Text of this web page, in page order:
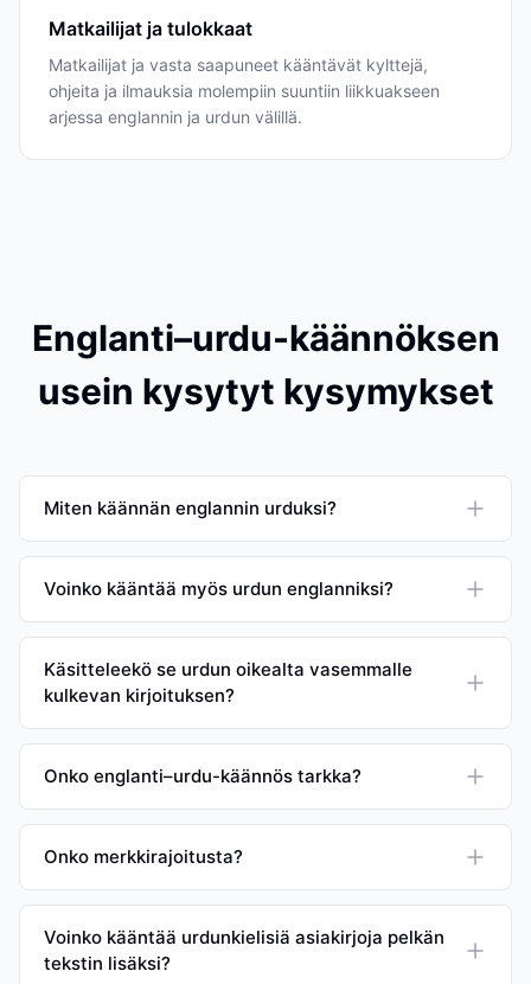
Matkailijat ja tulokkaat
Matkailijat ja vasta saapuneet kääntävät kylttejä,
ohjeita ja ilmauksia molempiin suuntiin liikkuakseen
arjessa englannin ja urdun välillä.
Englanti–urdu-käännöksen
usein kysytyt kysymykset
Miten käännän englannin urduksi?
Voinko kääntää myös urdun englanniksi?
Käsitteleekö se urdun oikealta vasemmalle
kulkevan kirjoituksen?
Onko englanti–urdu-käännös tarkka?
Onko merkkirajoitusta?
Voinko kääntää urdunkielisiä asiakirjoja pelkän
tekstin lisäksi?